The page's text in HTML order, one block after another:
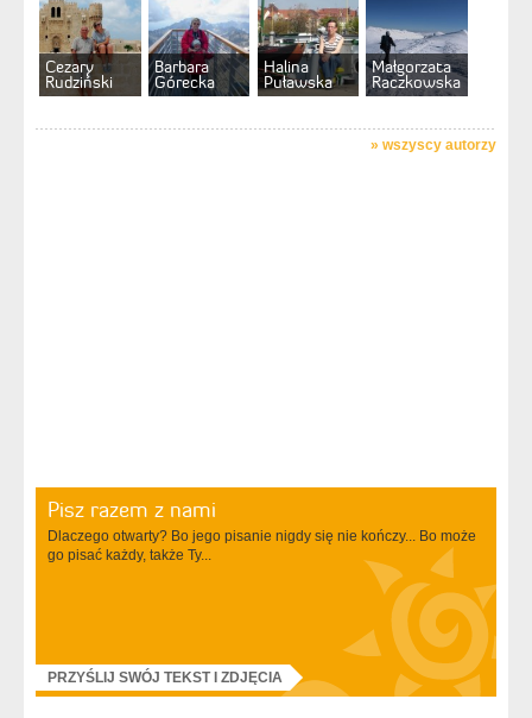
Cezary
Rudziński
Barbara
Górecka
Halina
Puławska
Małgorzata
Raczkowska
» wszyscy autorzy
Pisz razem z nami
Dlaczego otwarty? Bo jego pisanie nigdy się nie kończy... Bo może
go pisać każdy, także Ty...
PRZYŚLIJ SWÓJ TEKST I ZDJĘCIA